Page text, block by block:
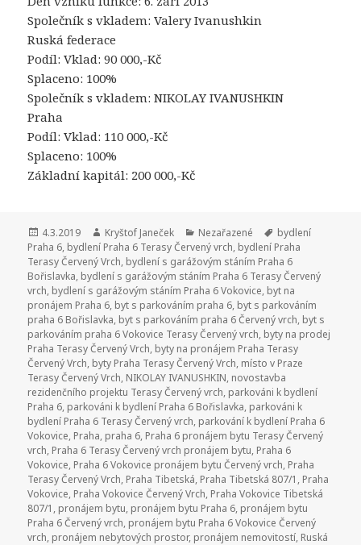
Společník s vkladem: Valery Ivanushkin
Ruská federace
Podíl: Vklad: 90 000,-Kč
Splaceno: 100%
Společník s vkladem: NIKOLAY IVANUSHKIN
Praha
Podíl: Vklad: 110 000,-Kč
Splaceno: 100%
Základní kapitál: 200 000,-Kč
Publikováno:
4.3.2019 Autor:
Kryštof Janeček Rubriky:
Nezařazené Štítky:
bydlení
Praha 6, bydlení Praha 6 Terasy Červený vrch, bydlení Praha
Terasy Červený Vrch, bydlení s garážovým stáním Praha 6
Bořislavka, bydlení s garážovým stáním Praha 6 Terasy Červený
vrch, bydlení s garážovým stáním Praha 6 Vokovice, byt na
pronájem Praha 6, byt s parkováním praha 6, byt s parkováním
praha 6 Bořislavka, byt s parkováním praha 6 Červený vrch, byt s
parkováním praha 6 Vokovice Terasy Červený vrch, byty na prodej
Praha Terasy Červený Vrch, byty na pronájem Praha Terasy
Červený Vrch, byty Praha Terasy Červený Vrch, místo v Praze
Terasy Červený Vrch, NIKOLAY IVANUSHKIN, novostavba
rezidenčního projektu Terasy Červený vrch, parkováni k bydlení
Praha 6, parkováni k bydlení Praha 6 Bořislavka, parkováni k
bydlení Praha 6 Terasy Červený vrch, parkování k bydlení Praha 6
Vokovice, Praha, praha 6, Praha 6 pronájem bytu Terasy Červený
vrch, Praha 6 Terasy Červený vrch pronájem bytu, Praha 6
Vokovice, Praha 6 Vokovice pronájem bytu Červený vrch, Praha
Terasy Červený Vrch, Praha Tibetská, Praha Tibetská 807/1, Praha
Vokovice, Praha Vokovice Červený Vrch, Praha Vokovice Tibetská
807/1, pronájem bytu, pronájem bytu Praha 6, pronájem bytu
Praha 6 Červený vrch, pronájem bytu Praha 6 Vokovice Červený
vrch, pronájem nebytových prostor, pronájem nemovitostí, Ruská